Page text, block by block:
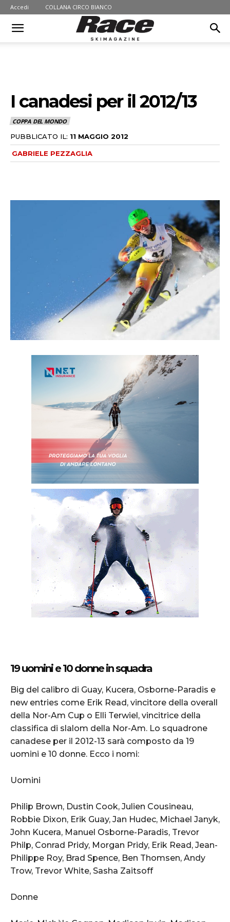
Accedi COLLANA CIRCO BIANCO
I canadesi per il 2012/13
COPPA DEL MONDO
PUBBLICATO IL: 11 MAGGIO 2012
GABRIELE PEZZAGLIA
19 uomini e 10 donne in squadra
Big del calibro di Guay, Kucera, Osborne-Paradis e
new entries come Erik Read, vincitore della overall
della Nor-Am Cup o Elli Terwiel, vincitrice della
classifica di slalom della Nor-Am. Lo squadrone
canadese per il 2012-13 sarà composto da 19
uomini e 10 donne. Ecco i nomi:
Uomini
Philip Brown, Dustin Cook, Julien Cousineau,
Robbie Dixon, Erik Guay, Jan Hudec, Michael Janyk,
John Kucera, Manuel Osborne-Paradis, Trevor
Philp, Conrad Pridy, Morgan Pridy, Erik Read, Jean-
Philippe Roy, Brad Spence, Ben Thomsen, Andy
Trow, Trevor White, Sasha Zaitsoff
Donne